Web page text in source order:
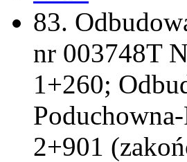
83.
nr 003748T
1+260;
2+901